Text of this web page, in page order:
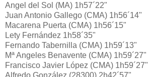
Angel del Sol (MA) 1h57´22"
Juan Antonio Gallego (CMA) 1h56´14"
Macarena Puerta (CMA) 1h56´15"
Lety Fernández 1h58´35"
Fernando Tabernilla (CMA) 1h59´13"
Mª Angeles Benavente (CMA) 1h59´27"
Francisco Javier López (CMA) 1h59´27"
Alfredo González (28300) 2h42´57"